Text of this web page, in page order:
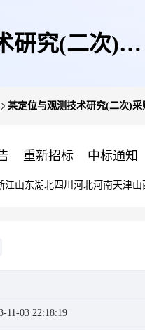
研究(二次)采
某定位与观测技术研究(二次)采
重新招标 中标通知
江山东湖北四川 河北河南天津山
11-03 22:18:19